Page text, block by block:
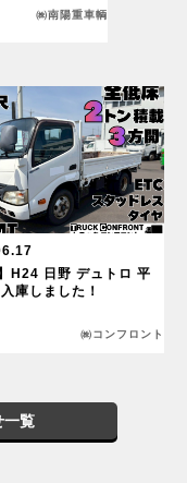
㈱南陽重車輌
】H24 日野 デュトロ 平
庫しました！
㈱コンフロント
一覧